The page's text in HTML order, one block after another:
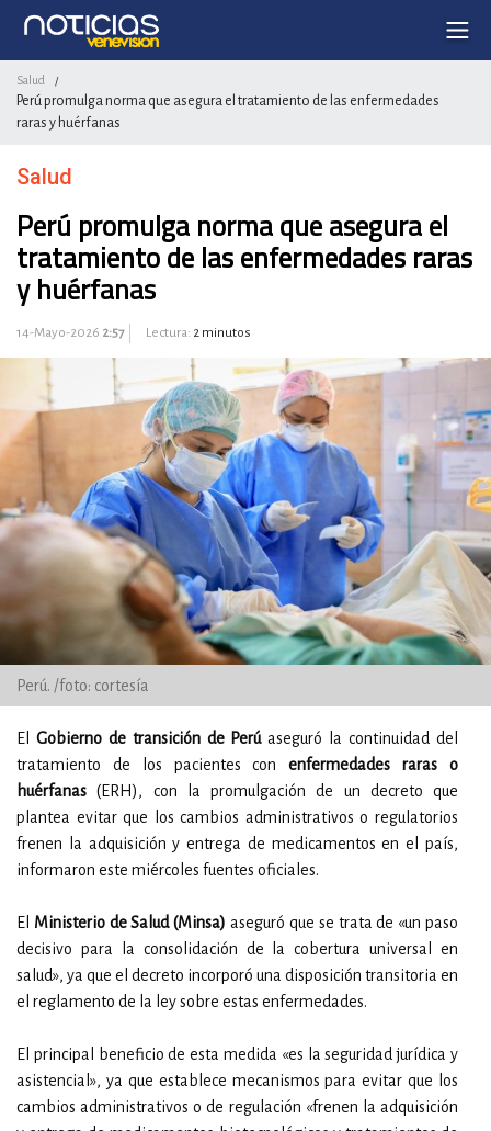
Salud /
Perú promulga norma que asegura el tratamiento de las enfermedades
raras y huérfanas
Salud
Perú promulga norma que asegura el
tratamiento de las enfermedades raras
y huérfanas
14-Mayo-2026 2:57 Lectura: 2 minutos
Perú. /foto: cortesía
El Gobierno de transición de Perúaseguró la continuidad del
tratamiento de los pacientes conenfermedades raras o
huérfanas (ERH), con la promulgación de un decreto que
plantea evitar que los cambios administrativos o regulatorios
frenen la adquisición y entrega de medicamentos en el país,
informaron este miércoles fuentes oficiales.
El Ministerio de Salud (Minsa) aseguró que se trata de «un paso
decisivo para la consolidación de la cobertura universal en
salud», ya que el decreto incorporó una disposición transitoria en
el reglamento de la ley sobre estas enfermedades.
El principal beneficio de esta medida «es la seguridad jurídica y
asistencial», ya que establece mecanismos para evitar que los
cambios administrativos o de regulación «frenen la adquisición